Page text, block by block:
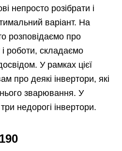
непросто розібрати і
варіант. На
розповідаємо про
роботи, складаємо
У рамках цієї
про деякі інвертори, які
зварювання. У
недорогі інвертори.